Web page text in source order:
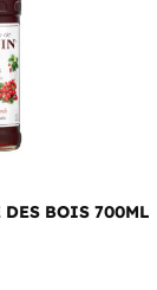
BOIS 700ML